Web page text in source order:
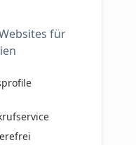
für